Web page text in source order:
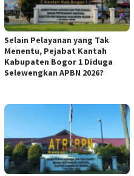
Selain Pelayanan yang Tak
Menentu, Pejabat Kantah
Kabupaten Bogor 1 Diduga
Selewengkan APBN 2026?